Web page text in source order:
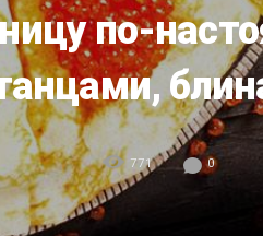
по-
771 0